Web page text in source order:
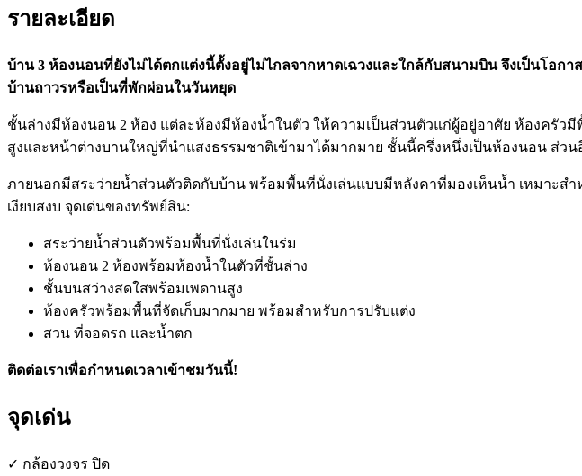
รายละเอียด
บ้าน 3 ห้องนอนที่ยังไม่ได้ตกแต่งนี้ตั้งอยู่ไม่ไกลจากหาดเฉวงและใกล้กับสนามบิน จึงเป็นโอ
บ้านถาวรหรือเป็นที่พักผ่อนในวันหยุด
ชั้นล่างมีห้องนอน 2 ห้อง แต่ละห้องมีห้องน้ำในตัว ให้ความเป็นส่วนตัวแก่ผู้อยู่อาศัย ห้องครั
สูงและหน้าต่างบานใหญ่ที่นำแสงธรรมชาติเข้ามาได้มากมาย ชั้นนี้ครึ่งหนึ่งเป็นห้องนอน ส่ว
ภายนอกมีสระว่ายน้ำส่วนตัวติดกับบ้าน พร้อมพื้นที่นั่งเล่นแบบมีหลังคาที่มองเห็นน้ำ เหมาะส
เงียบสงบ จุดเด่นของทรัพย์สิน:
สระว่ายน้ำส่วนตัวพร้อมพื้นที่นั่งเล่นในร่ม
ห้องนอน 2 ห้องพร้อมห้องน้ำในตัวที่ชั้นล่าง
ชั้นบนสว่างสดใสพร้อมเพดานสูง
ห้องครัวพร้อมพื้นที่จัดเก็บมากมาย พร้อมสำหรับการปรับแต่ง
สวน ที่จอดรถ และน้ำตก
ติดต่อเราเพื่อกำหนดเวลาเข้าชมวันนี้!
จุดเด่น
✓ กล้องวงจร ปิด